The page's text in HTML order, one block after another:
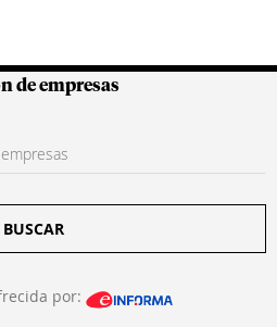
Colombianas
de empresas
BUSCAR
por: